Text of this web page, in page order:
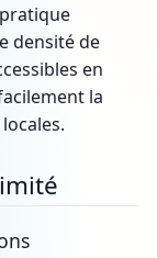
densité de
en
la